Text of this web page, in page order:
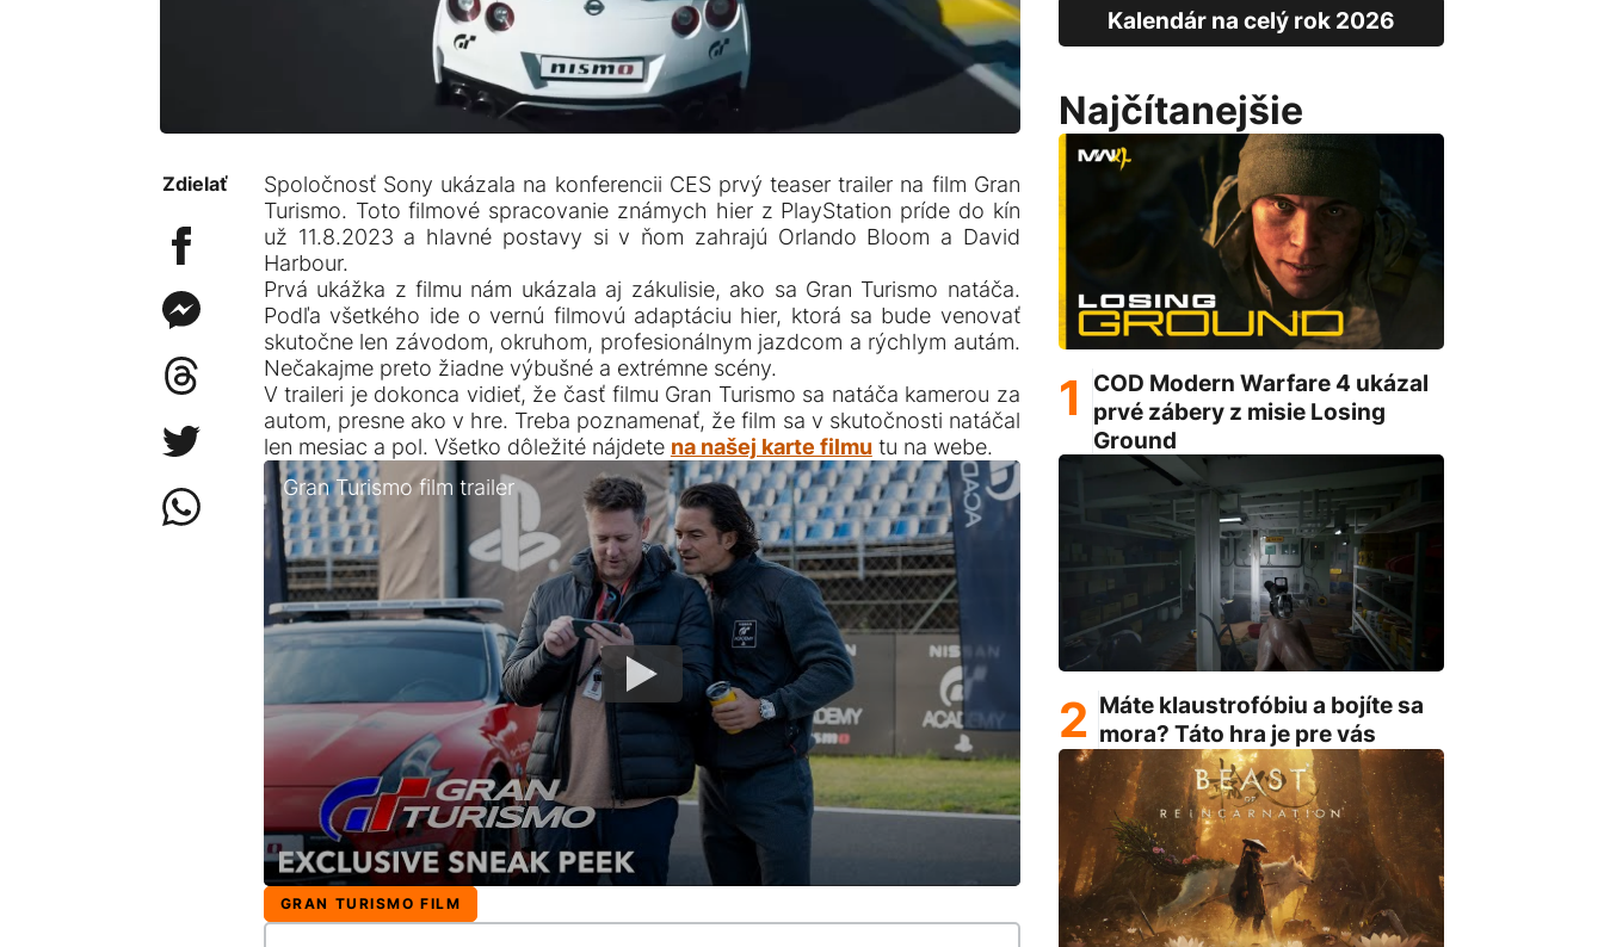
Zdielať
Spoločnosť Sony ukázala na konferencii CES prvý teaser trailer na film Gran
Turismo. Toto filmové spracovanie známych hier z PlayStation príde do kín
už 11.8.2023 a hlavné postavy si v ňom zahrajú Orlando Bloom a David
Harbour.
Prvá ukážka z filmu nám ukázala aj zákulisie, ako sa Gran Turismo natáča.
Podľa všetkého ide o vernú filmovú adaptáciu hier, ktorá sa bude venovať
skutočne len závodom, okruhom, profesionálnym jazdcom a rýchlym autám.
Nečakajme preto žiadne výbušné a extrémne scény.
V traileri je dokonca vidieť, že časť filmu Gran Turismo sa natáča kamerou za
autom, presne ako v hre. Treba poznamenať, že film sa v skutočnosti natáčal
len mesiac a pol. Všetko dôležité nájdete na našej karte filmutu na webe.
Gran Turismo film trailer
GRAN TURISMO FILM
Kalendár na celý rok 2026
Najčítanejšie
COD Modern Warfare 4 ukázal
prvé zábery z misie Losing
Ground
Máte klaustrofóbiu a bojíte sa
mora? Táto hra je pre vás